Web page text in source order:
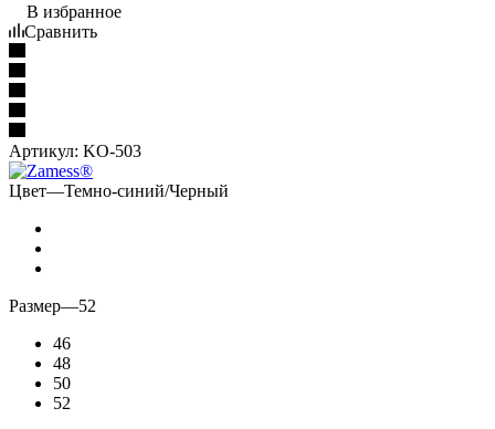
В избранное
Сравнить
Артикул: KO-503
Цвет—Темно-синий/Черный
Размер—52
46
48
50
52